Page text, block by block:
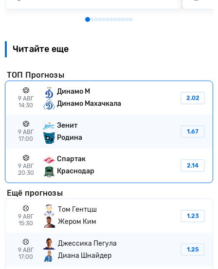
Читайте еще
ТОП Прогнозы
9 АВГ
14:30
Динамо М
Динамо Махачкала
2.02
9 АВГ
17:00
Зенит
Родина
1.67
9 АВГ
20:30
Спартак
Краснодар
2.14
Ещё прогнозы
9 АВГ
15:30
Том Гентцш
Жером Ким
1.23
9 АВГ
17:00
Джессика Пегула
Диана Шнайдер
1.25